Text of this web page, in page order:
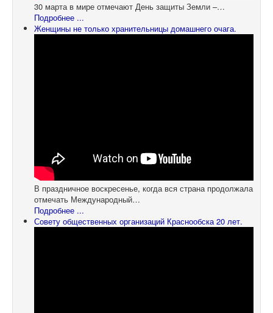
30 марта в мире отмечают День защиты Земли –…
Подробнее ...
Женщины не только хранительницы домашнего очага.
В праздничное воскресенье, когда вся страна продолжала
отмечать Международный…
Подробнее ...
Совету общественных организаций Краснообска 20 лет.